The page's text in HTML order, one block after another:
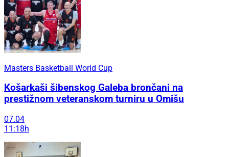
Masters Basketball World Cup
Košarkaši šibenskog Galeba brončani na
prestižnom veteranskom turniru u Omišu
07.04
11:18h